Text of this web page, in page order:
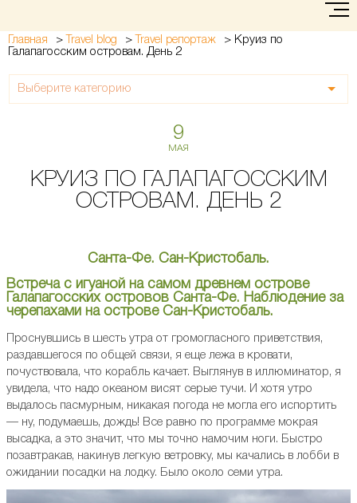
Главная > Travel blog > Travel репортаж > Круиз по
Галапагосским островам. День 2
Выберите категорию
9
МАЯ
КРУИЗ ПО ГАЛАПАГОССКИМ
ОСТРОВАМ. ДЕНЬ 2
Санта-Фе. Сан-Кристобаль.
Встреча с игуаной на самом древнем острове
Галапагосских островов Санта-Фе. Наблюдение за
черепахами на острове Сан-Кристобаль.
Проснувшись в шесть утра от громогласного приветствия,
раздавшегося по общей связи, я еще лежа в кровати,
почуствовала, что корабль качает. Выглянув в иллюминатор, я
увидела, что надо океаном висят серые тучи. И хотя утро
выдалось пасмурным, никакая погода не могла его испортить
— ну, подумаешь, дождь! Все равно по программе мокрая
высадка, а это значит, что мы точно намочим ноги. Быстро
позавтракав, накинув легкую ветровку, мы качались в лобби в
ожидании посадки на лодку. Было около семи утра.